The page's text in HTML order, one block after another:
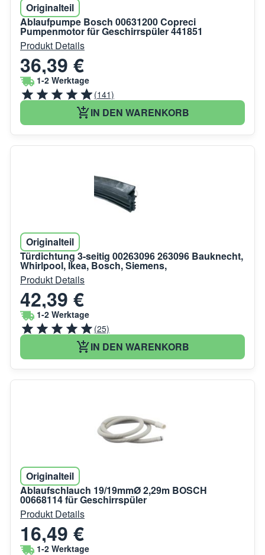
Originalteil
Ablaufpumpe Bosch 00631200 Copreci
Pumpenmotor für Geschirrspüler 441851
Produkt Details
36,39 €
1-2 Werktage
(141)
IN DEN WARENKORB
Originalteil
Türdichtung 3-seitig 00263096 263096 Bauknecht,
Whirlpool, Ikea, Bosch, Siemens,
Produkt Details
42,39 €
1-2 Werktage
(25)
IN DEN WARENKORB
Originalteil
Ablaufschlauch 19/19mmØ 2,29m BOSCH
00668114 für Geschirrspüler
Produkt Details
16,49 €
1-2 Werktage